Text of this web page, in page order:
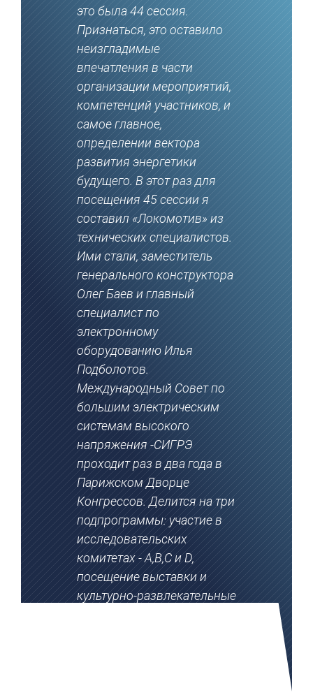
это была 44 сессия.
Признаться, это оставило
неизгладимые
впечатления в части
организации мероприятий,
компетенций участников, и
самое главное,
определении вектора
развития энергетики
будущего. В этот раз для
посещения 45 сессии я
составил «Локомотив» из
технических специалистов.
Ими стали, заместитель
генерального конструктора
Олег Баев и главный
специалист по
электронному
оборудованию Илья
Подболотов.
Международный Совет по
большим электрическим
системам высокого
напряжения -СИГРЭ
проходит раз в два года в
Парижском Дворце
Конгрессов. Делится на три
подпрограммы: участие в
исследовательских
комитетах - A,B,C и D,
посещение выставки и
культурно-развлекательные